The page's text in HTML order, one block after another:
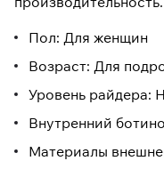
Пол: Для женщин
Возраст: Для
Уровень райдера:
Внутренний
Материалы